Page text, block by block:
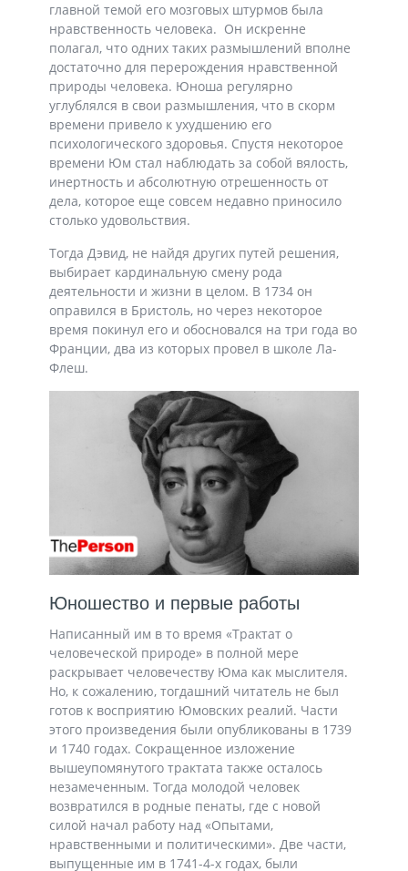
главной темой его мозговых штурмов была
нравственность человека. Он искренне
полагал, что одних таких размышлений вполне
достаточно для перерождения нравственной
природы человека. Юноша регулярно
углублялся в свои размышления, что в скорм
времени привело к ухудшению его
психологического здоровья. Спустя некоторое
времени Юм стал наблюдать за собой вялость,
инертность и абсолютную отрешенность от
дела, которое еще совсем недавно приносило
столько удовольствия.
Тогда Дэвид, не найдя других путей решения,
выбирает кардинальную смену рода
деятельности и жизни в целом. В 1734 он
оправился в Бристоль, но через некоторое
время покинул его и обосновался на три года во
Франции, два из которых провел в школе Ла-
Флеш.
Юношество и первые работы
Написанный им в то время «Трактат о
человеческой природе» в полной мере
раскрывает человечеству Юма как мыслителя.
Но, к сожалению, тогдашний читатель не был
готов к восприятию Юмовских реалий. Части
этого произведения были опубликованы в 1739
и 1740 годах. Сокращенное изложение
вышеупомянутого трактата также осталось
незамеченным. Тогда молодой человек
возвратился в родные пенаты, где с новой
силой начал работу над «Опытами,
нравственными и политическими». Две части,
выпущенные им в 1741-4-х годах, были